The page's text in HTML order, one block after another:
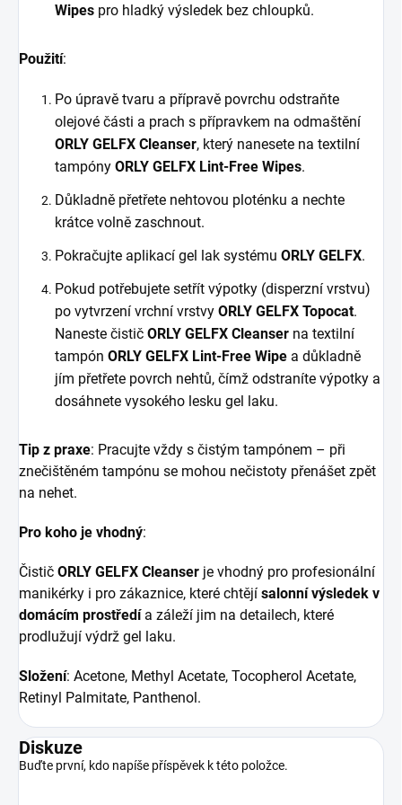
Wipes pro hladký výsledek bez chloupků.
Použití:
Po úpravě tvaru a přípravě povrchu odstraňte
olejové části a prach s přípravkem na odmaštění
ORLY GELFX Cleanser, který nanesete na textilní
tampóny ORLY GELFX Lint-Free Wipes.
Důkladně přetřete nehtovou ploténku a nechte
krátce volně zaschnout.
Pokračujte aplikací gel lak systému ORLY GELFX.
Pokud potřebujete setřít výpotky (disperzní vrstvu)
po vytvrzení vrchní vrstvy ORLY GELFX Topocat.
Naneste čistič ORLY GELFX Cleanser na textilní
tampón ORLY GELFX Lint-Free Wipe a důkladně
jím přetřete povrch nehtů, čímž odstraníte výpotky a
dosáhnete vysokého lesku gel laku.
Tip z praxe: Pracujte vždy s čistým tampónem – při
znečištěném tampónu se mohou nečistoty přenášet zpět
na nehet.
Pro koho je vhodný:
Čistič ORLY GELFX Cleanser je vhodný pro profesionální
manikérky i pro zákaznice, které chtějí salonní výsledek v
domácím prostředía záleží jim na detailech, které
prodlužují výdrž gel laku.
Složení: Acetone, Methyl Acetate, Tocopherol Acetate,
Retinyl Palmitate, Panthenol.
Diskuze
Buďte první, kdo napíše příspěvek k této položce.